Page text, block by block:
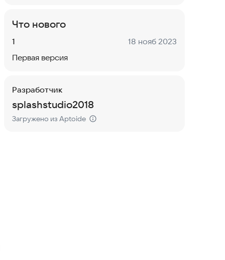
Что нового
Версия:
1 Дата:
18 нояб 2023
Первая версия
Разработчик
splashstudio2018
Загружено из Aptoide